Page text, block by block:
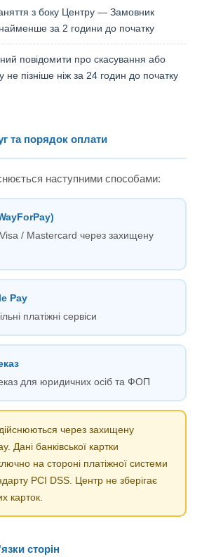
з боку Центру — Замовник
за 2 години до початку
повідомити про скасування або
пізніше ніж за 24 годин до початку
та порядок оплати
наступними способами:
Visa / Mastercard через захищену
Pay
платіжні сервіси
для юридичних осіб та ФОП
через захищену
Дані банківської картки
на стороні платіжної системи
PCI DSS. Центр не зберігає
карток.
сторін